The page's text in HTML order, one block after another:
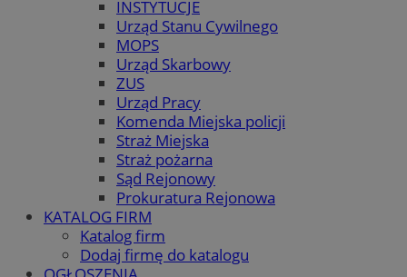
INSTYTUCJE
Urząd Stanu Cywilnego
MOPS
Urząd Skarbowy
ZUS
Urząd Pracy
Komenda Miejska policji
Straż Miejska
Straż pożarna
Sąd Rejonowy
Prokuratura Rejonowa
KATALOG FIRM
Katalog firm
Dodaj firmę do katalogu